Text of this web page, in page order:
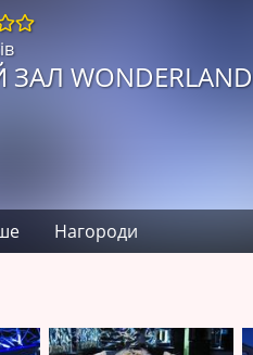
WONDERLAND
Нагороди